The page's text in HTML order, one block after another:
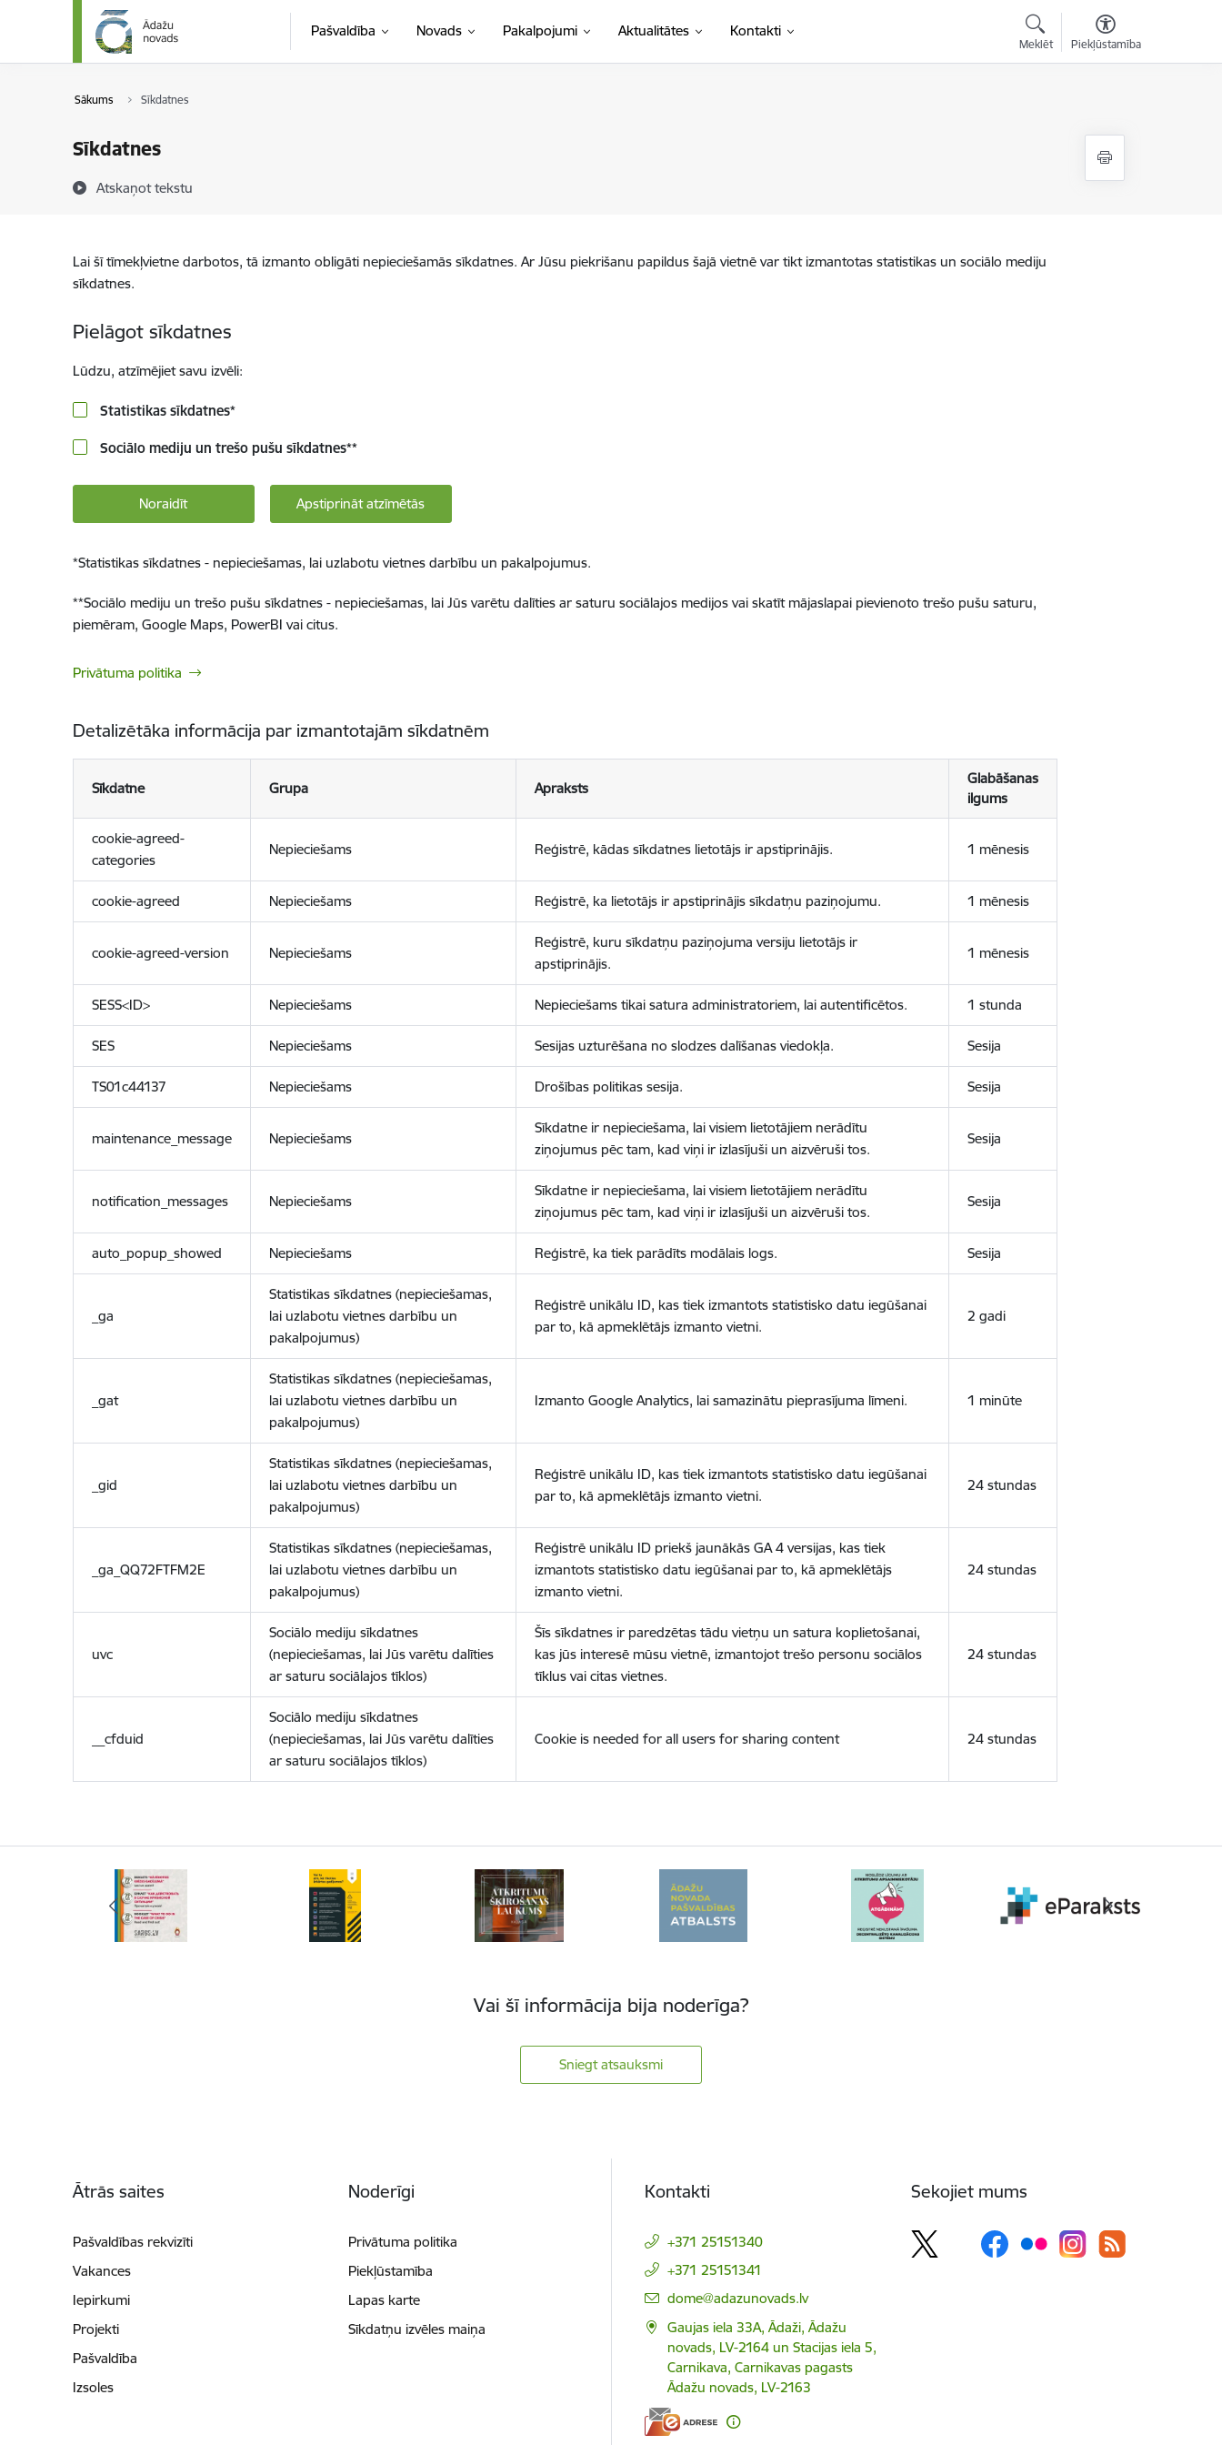
Pāriet uz lapas saturu
Pašvaldība Novads Pakalpojumi Aktualitātes Kontakti
Meklēt Piekļūstamība
Sākums Sīkdatnes
Sīkdatnes
Atskaņot tekstu
Lai šī tīmekļvietne darbotos, tā izmanto obligāti nepieciešamās sīkdatnes. Ar Jūsu piekrišanu papildus šajā vietnē var tikt izmantotas statistikas un sociālo mediju
sīkdatnes.
Pielāgot sīkdatnes
Lūdzu, atzīmējiet savu izvēli:
Statistikas sīkdatnes*
Sociālo mediju un trešo pušu sīkdatnes**
Noraidīt Apstiprināt atzīmētās
*Statistikas sīkdatnes - nepieciešamas, lai uzlabotu vietnes darbību un pakalpojumus.
**Sociālo mediju un trešo pušu sīkdatnes - nepieciešamas, lai Jūs varētu dalīties ar saturu sociālajos medijos vai skatīt mājaslapai pievienoto trešo pušu saturu,
piemēram, Google Maps, PowerBI vai citus.
Privātuma politika
Detalizētāka informācija par izmantotajām sīkdatnēm
Sīkdatne Grupa Apraksts
Glabāšanas
ilgums
cookie-agreed-
categories
Nepieciešams Reģistrē, kādas sīkdatnes lietotājs ir apstiprinājis. 1 mēnesis
cookie-agreed Nepieciešams Reģistrē, ka lietotājs ir apstiprinājis sīkdatņu paziņojumu. 1 mēnesis
cookie-agreed-version Nepieciešams
Reģistrē, kuru sīkdatņu paziņojuma versiju lietotājs ir
apstiprinājis.
1 mēnesis
SESS<ID> Nepieciešams Nepieciešams tikai satura administratoriem, lai autentificētos. 1 stunda
SES Nepieciešams Sesijas uzturēšana no slodzes dalīšanas viedokļa. Sesija
TS01c44137 Nepieciešams Drošības politikas sesija. Sesija
maintenance_message Nepieciešams
Sīkdatne ir nepieciešama, lai visiem lietotājiem nerādītu
ziņojumus pēc tam, kad viņi ir izlasījuši un aizvēruši tos.
Sesija
notification_messages Nepieciešams
Sīkdatne ir nepieciešama, lai visiem lietotājiem nerādītu
ziņojumus pēc tam, kad viņi ir izlasījuši un aizvēruši tos.
Sesija
auto_popup_showed Nepieciešams Reģistrē, ka tiek parādīts modālais logs. Sesija
_ga
Statistikas sīkdatnes (nepieciešamas,
lai uzlabotu vietnes darbību un
pakalpojumus)
Reģistrē unikālu ID, kas tiek izmantots statistisko datu iegūšanai
par to, kā apmeklētājs izmanto vietni.
2 gadi
_gat
Statistikas sīkdatnes (nepieciešamas,
lai uzlabotu vietnes darbību un
pakalpojumus)
Izmanto Google Analytics, lai samazinātu pieprasījuma līmeni. 1 minūte
_gid
Statistikas sīkdatnes (nepieciešamas,
lai uzlabotu vietnes darbību un
pakalpojumus)
Reģistrē unikālu ID, kas tiek izmantots statistisko datu iegūšanai
par to, kā apmeklētājs izmanto vietni.
24 stundas
_ga_QQ72FTFM2E
Statistikas sīkdatnes (nepieciešamas,
lai uzlabotu vietnes darbību un
pakalpojumus)
Reģistrē unikālu ID priekš jaunākās GA 4 versijas, kas tiek
izmantots statistisko datu iegūšanai par to, kā apmeklētājs
izmanto vietni.
24 stundas
uvc
Sociālo mediju sīkdatnes
(nepieciešamas, lai Jūs varētu dalīties
ar saturu sociālajos tīklos)
Šīs sīkdatnes ir paredzētas tādu vietņu un satura koplietošanai,
kas jūs interesē mūsu vietnē, izmantojot trešo personu sociālos
tīklus vai citas vietnes.
24 stundas
__cfduid
Sociālo mediju sīkdatnes
(nepieciešamas, lai Jūs varētu dalīties
ar saturu sociālajos tīklos)
Cookie is needed for all users for sharing content 24 stundas
Vai šī informācija bija noderīga?
Sniegt atsauksmi
Ātrās saites
Pašvaldības rekvizīti
Vakances
Iepirkumi
Projekti
Pašvaldība
Izsoles
Noderīgi
Privātuma politika
Piekļūstamība
Lapas karte
Sīkdatņu izvēles maiņa
Kontakti
+371 25151340
+371 25151341
E-pasts:
dome@adazunovads.lv
Gaujas iela 33A, Ādaži, Ādažu
novads, LV-2164 un Stacijas iela 5,
Carnikava, Carnikavas pagasts
Ādažu novads, LV-2163
Sekojiet mums